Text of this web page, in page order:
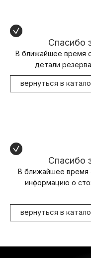
Спасибо
В ближайшее время
детали
вернуться в
Спасибо
В ближайшее время
информацию о
вернуться в